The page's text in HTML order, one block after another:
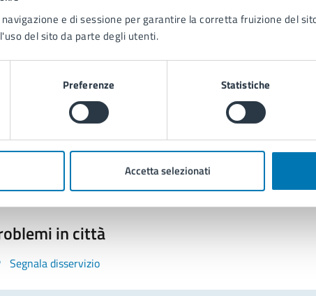
e di sessione per garantire la corretta fruizione del
del sito da parte degli utenti.
Preferenze Statistiche
Accetta selezionati
Contatta il comune
Leggi le domande frequenti
Prenota appuntamento
in città
Segnala disservizio